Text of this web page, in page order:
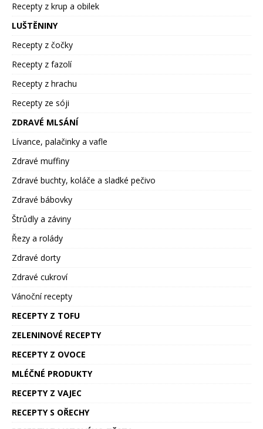
Recepty z krup a obilek
LUŠTĚNINY
Recepty z čočky
Recepty z fazolí
Recepty z hrachu
Recepty ze sóji
ZDRAVÉ MLSÁNÍ
Lívance, palačinky a vafle
Zdravé muffiny
Zdravé buchty, koláče a sladké pečivo
Zdravé bábovky
Štrůdly a záviny
Řezy a rolády
Zdravé dorty
Zdravé cukroví
Vánoční recepty
RECEPTY Z TOFU
ZELENINOVÉ RECEPTY
RECEPTY Z OVOCE
MLÉČNÉ PRODUKTY
RECEPTY Z VAJEC
RECEPTY S OŘECHY